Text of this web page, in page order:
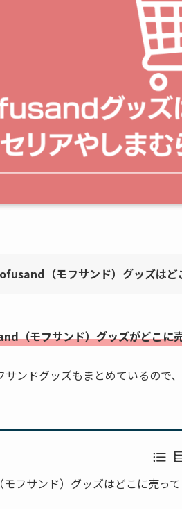
（モフサンド）グッズはど
（モフサンド）グッズがどこに
ンドグッズもまとめているので
フサンド）グッズはどこに売って